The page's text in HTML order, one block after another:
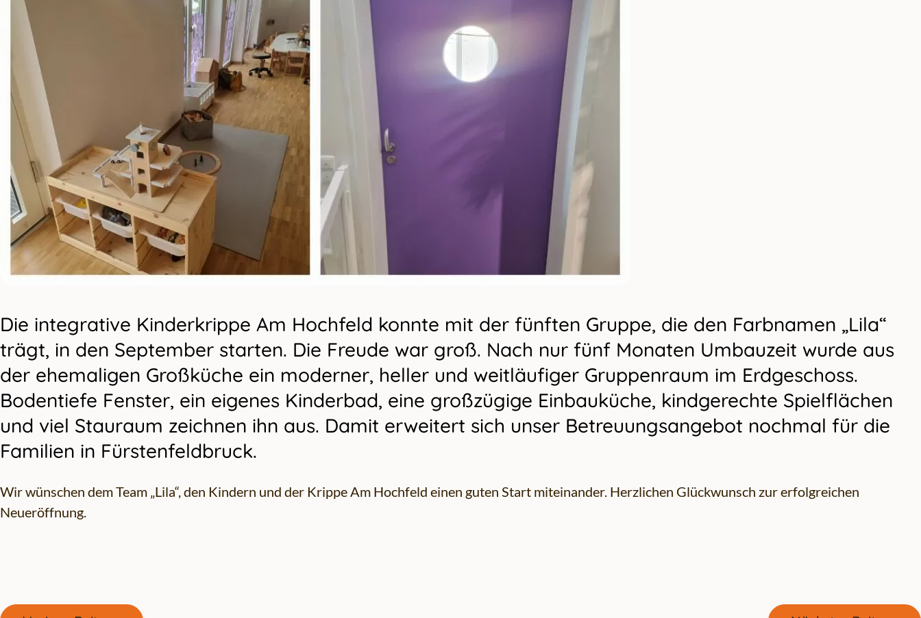
Die integrative Kinderkrippe Am Hochfeld konnte mit der fünften Gruppe, die den Farbnamen „Lila“
trägt, in den September starten. Die Freude war groß. Nach nur fünf Monaten Umbauzeit wurde aus
der ehemaligen Großküche ein moderner, heller und weitläufiger Gruppenraum im Erdgeschoss.
Bodentiefe Fenster, ein eigenes Kinderbad, eine großzügige Einbauküche, kindgerechte Spielflächen
und viel Stauraum zeichnen ihn aus. Damit erweitert sich unser Betreuungsangebot nochmal für die
Familien in Fürstenfeldbruck.
Wir wünschen dem Team „Lila“, den Kindern und der Krippe Am Hochfeld einen guten Start miteinander. Herzlichen Glückwunsch zur erfolgreichen
Neueröffnung.
Gehe zu vorherigen oder nächsten Beiträgen